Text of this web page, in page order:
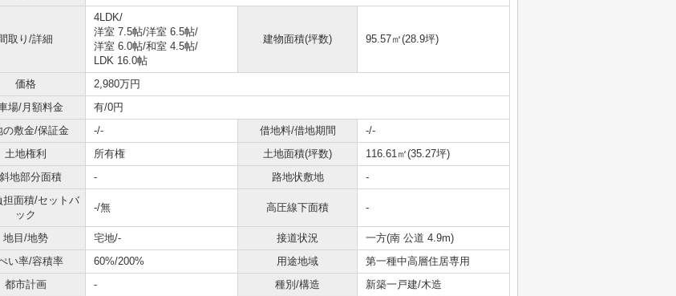
取り/詳細
4LDK/
洋室 7.5帖/洋室 6.5帖/
洋室 6.0帖/和室 4.5帖/
LDK 16.0帖
建物面積(坪数) 95.57㎡(28.9坪)
価格
2,980万円
場/月額料金
有/0円
の敷金/保証金
-/- 借地料/借地期間
-/-
土地権利
所有権 土地面積(坪数)
116.61㎡(35.27坪)
地部分面積
- 路地状敷地
-
担面積/セットバ
ック
-/無 高圧線下面積 -
地目/地勢 宅地/- 接道状況
一方(南 公道 4.9m)
い率/容積率
60%/200% 用途地域
第一種中高層住居専用
都市計画
- 種別/構造
新築一戸建/木造